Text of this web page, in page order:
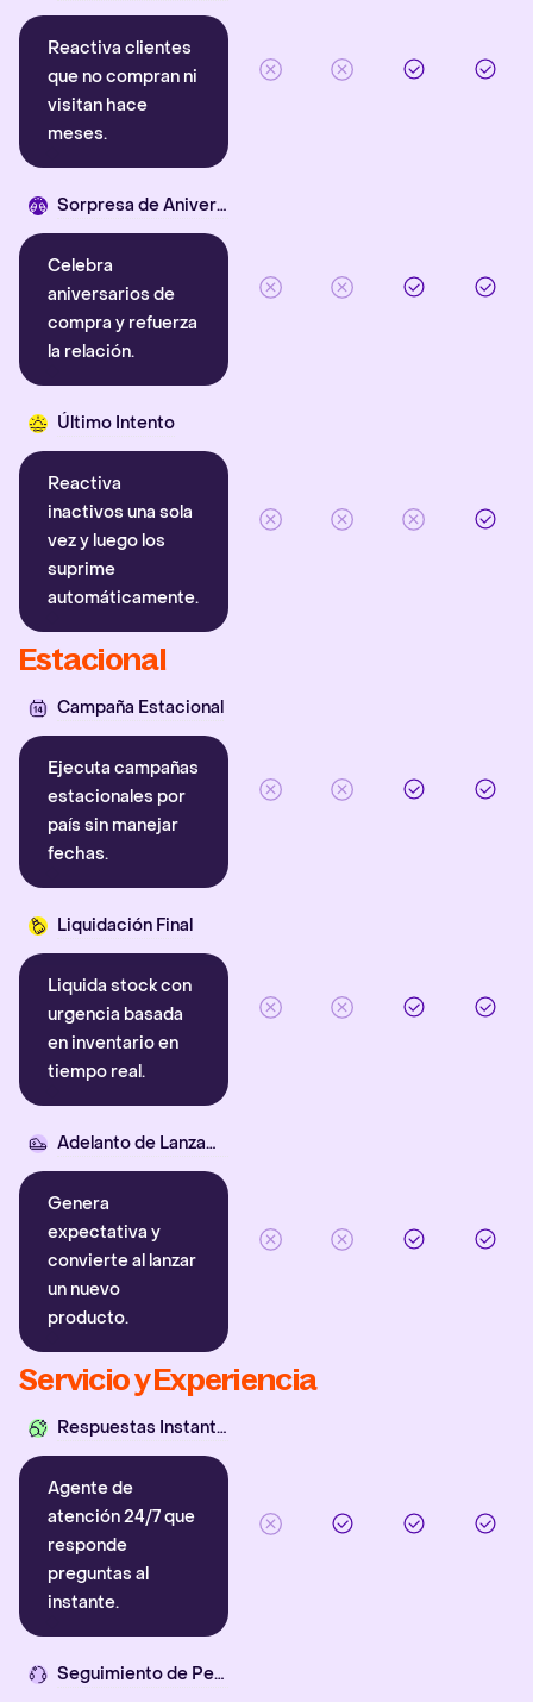
Reactiva clientes
que no compran ni
visitan hace
meses.
Sorpresa de Aniversario
Celebra
aniversarios de
compra y refuerza
la relación.
Último Intento
Reactiva
inactivos una sola
vez y luego los
suprime
automáticamente.
Estacional
Campaña Estacional
Ejecuta campañas
estacionales por
país sin manejar
fechas.
Liquidación Final
Liquida stock con
urgencia basada
en inventario en
tiempo real.
Adelanto de Lanzamiento
Genera
expectativa y
convierte al lanzar
un nuevo
producto.
Servicio y Experiencia
Respuestas Instantáneas
Agente de
atención 24/7 que
responde
preguntas al
instante.
Seguimiento de Pedidos